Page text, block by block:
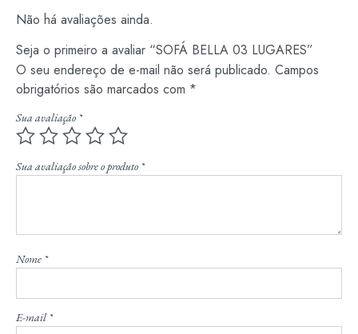
Não há avaliações ainda.
Seja o primeiro a avaliar “SOFÁ BELLA 03 LUGARES”
O seu endereço de e-mail não será publicado. Campos
obrigatórios são marcados com *
Sua avaliação *
Sua avaliação sobre o produto *
Nome *
E-mail*